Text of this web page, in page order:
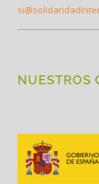
NUESTROS